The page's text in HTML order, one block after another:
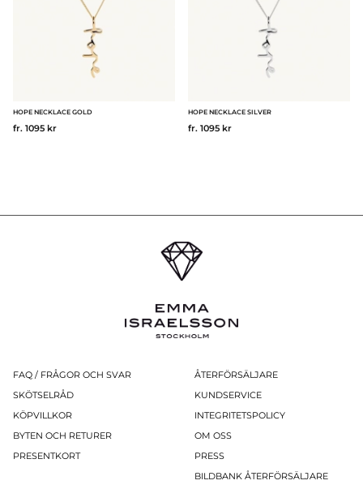
HOPE NECKLACE GOLD
fr. 1095 kr
HOPE NECKLACE SILVER
fr. 1095 kr
FAQ / FRÅGOR OCH SVAR
SKÖTSELRÅD
KÖPVILLKOR
BYTEN OCH RETURER
PRESENTKORT
ÅTERFÖRSÄLJARE
KUNDSERVICE
INTEGRITETSPOLICY
OM OSS
PRESS
BILDBANK ÅTERFÖRSÄLJARE